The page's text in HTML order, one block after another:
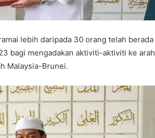
lebih daripada 30 orang telah berada
bagi mengadakan aktiviti-aktiviti ke arah
Malaysia-Brunei.